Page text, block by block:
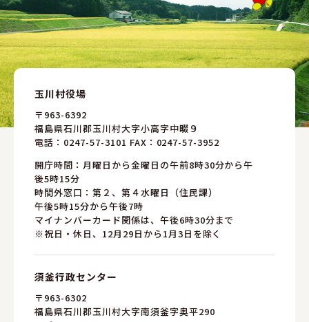
玉川村役場
〒963-6392
福島県石川郡玉川村大字小高字中畷９
電話： 0247-57-3101 FAX：0247-57-3952
開庁時間：月曜日から金曜日の午前8時30分から午
後5時15分
時間外窓口：第２、第４水曜日（住民課）
午後5時15分から午後7時
マイナンバーカード関係は、午後6時30分まで
※祝日・休日、12月29日から1月3日を除く
須釜行政センター
〒963-6302
福島県石川郡玉川村大字南須釜字奥平290